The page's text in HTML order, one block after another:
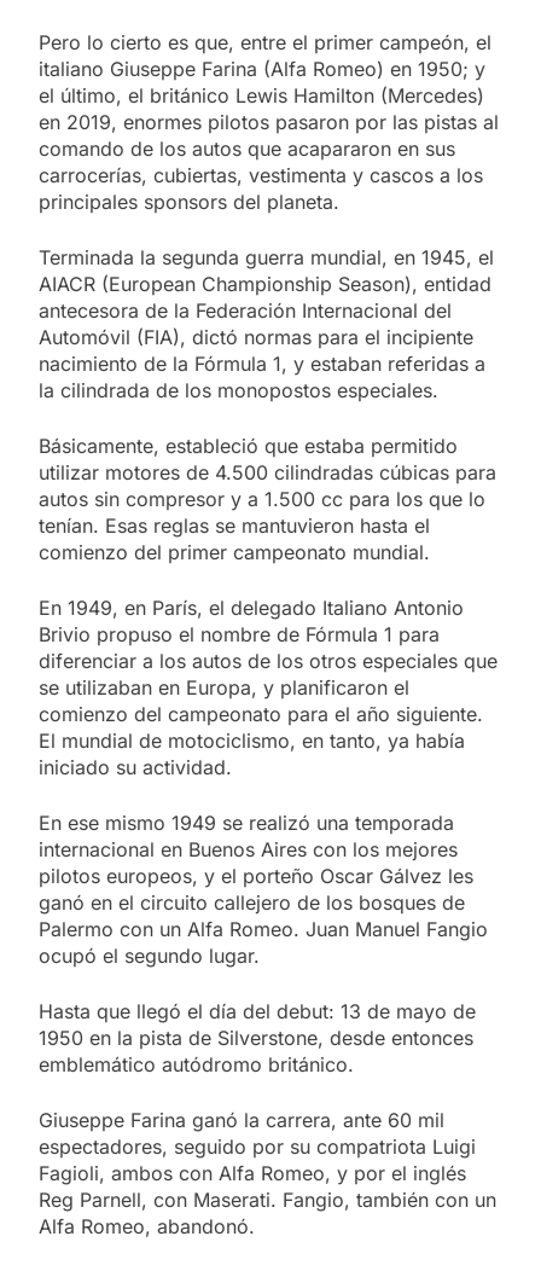
Pero lo cierto es que, entre el primer campeón, el
italiano Giuseppe Farina (Alfa Romeo) en 1950; y
el último, el británico Lewis Hamilton (Mercedes)
en 2019, enormes pilotos pasaron por las pistas al
comando de los autos que acapararon en sus
carrocerías, cubiertas, vestimenta y cascos a los
principales sponsors del planeta.
Terminada la segunda guerra mundial, en 1945, el
AIACR (European Championship Season), entidad
antecesora de la Federación Internacional del
Automóvil (FIA), dictó normas para el incipiente
nacimiento de la Fórmula 1, y estaban referidas a
la cilindrada de los monopostos especiales.
Básicamente, estableció que estaba permitido
utilizar motores de 4.500 cilindradas cúbicas para
autos sin compresor y a 1.500 cc para los que lo
tenían. Esas reglas se mantuvieron hasta el
comienzo del primer campeonato mundial.
En 1949, en París, el delegado Italiano Antonio
Brivio propuso el nombre de Fórmula 1 para
diferenciar a los autos de los otros especiales que
se utilizaban en Europa, y planificaron el
comienzo del campeonato para el año siguiente.
El mundial de motociclismo, en tanto, ya había
iniciado su actividad.
En ese mismo 1949 se realizó una temporada
internacional en Buenos Aires con los mejores
pilotos europeos, y el porteño Oscar Gálvez les
ganó en el circuito callejero de los bosques de
Palermo con un Alfa Romeo. Juan Manuel Fangio
ocupó el segundo lugar.
Hasta que llegó el día del debut: 13 de mayo de
1950 en la pista de Silverstone, desde entonces
emblemático autódromo británico.
Giuseppe Farina ganó la carrera, ante 60 mil
espectadores, seguido por su compatriota Luigi
Fagioli, ambos con Alfa Romeo, y por el inglés
Reg Parnell, con Maserati. Fangio, también con un
Alfa Romeo, abandonó.